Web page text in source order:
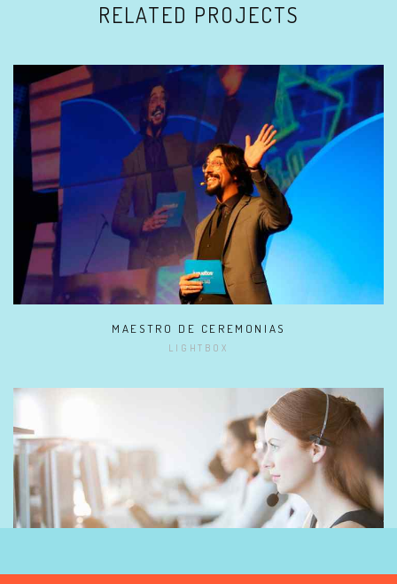
RELATED PROJECTS
MAESTRO DE CEREMONIAS
LIGHTBOX